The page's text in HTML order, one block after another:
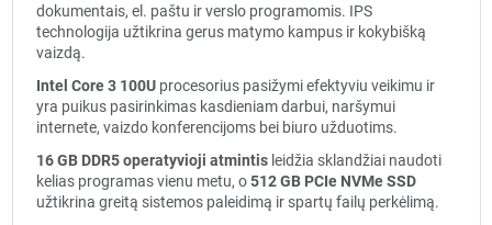
dokumentais, el. paštu ir verslo programomis. IPS
technologija užtikrina gerus matymo kampus ir kokybišką
vaizdą.
Intel Core 3 100Uprocesorius pasižymi efektyviu veikimu ir
yra puikus pasirinkimas kasdieniam darbui, naršymui
internete, vaizdo konferencijoms bei biuro užduotims.
16 GB DDR5 operatyvioji atmintisleidžia sklandžiai naudoti
kelias programas vienu metu, o512 GB PCIe NVMe SSD
užtikrina greitą sistemos paleidimą ir spartų failų perkėlimą.